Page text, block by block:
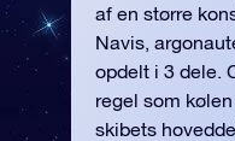
af en større
Navis,
opdelt i 3 dele.
regel som
skibets